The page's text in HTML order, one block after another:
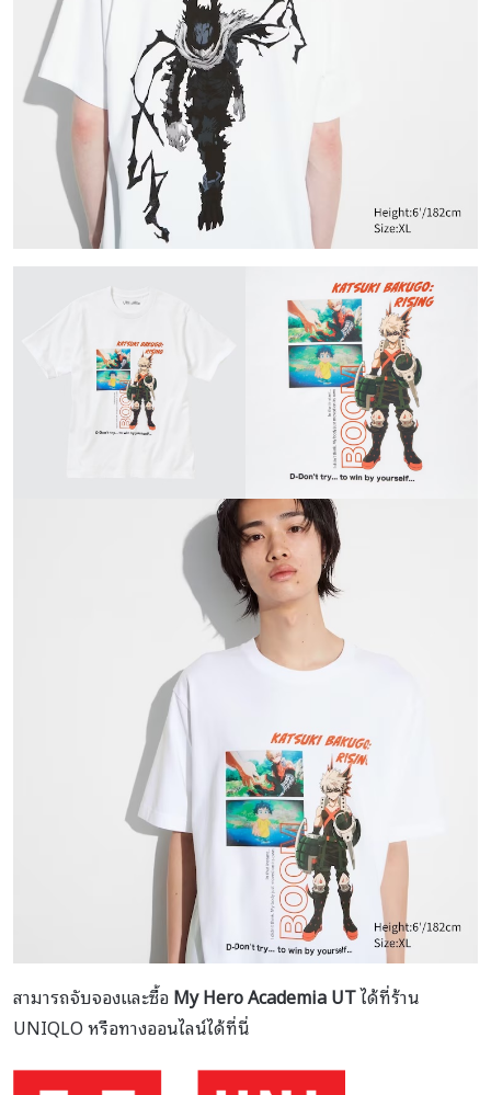
สามารถจับจองและซื้อMy Hero Academia UTได้ที่ร้าน
UNIQLO หรือทางออนไลน์ได้ที่นี่